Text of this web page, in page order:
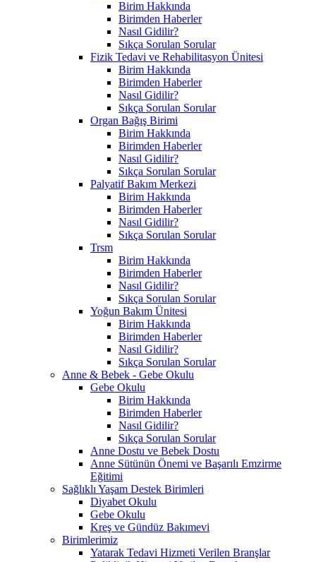
Birim Hakkında
Birimden Haberler
Nasıl Gidilir?
Sıkça Sorulan Sorular
Fizik Tedavi ve Rehabilitasyon Ünitesi
Birim Hakkında
Birimden Haberler
Nasıl Gidilir?
Sıkça Sorulan Sorular
Organ Bağış Birimi
Birim Hakkında
Birimden Haberler
Nasıl Gidilir?
Sıkça Sorulan Sorular
Palyatif Bakım Merkezi
Birim Hakkında
Birimden Haberler
Nasıl Gidilir?
Sıkça Sorulan Sorular
Trsm
Birim Hakkında
Birimden Haberler
Nasıl Gidilir?
Sıkça Sorulan Sorular
Yoğun Bakım Ünitesi
Birim Hakkında
Birimden Haberler
Nasıl Gidilir?
Sıkça Sorulan Sorular
Anne & Bebek - Gebe Okulu
Gebe Okulu
Birim Hakkında
Birimden Haberler
Nasıl Gidilir?
Sıkça Sorulan Sorular
Anne Dostu ve Bebek Dostu
Anne Sütünün Önemi ve Başarılı Emzirme
Eğitimi
Sağlıklı Yaşam Destek Birimleri
Diyabet Okulu
Gebe Okulu
Kreş ve Gündüz Bakımevi
Birimlerimiz
Yatarak Tedavi Hizmeti Verilen Branşlar